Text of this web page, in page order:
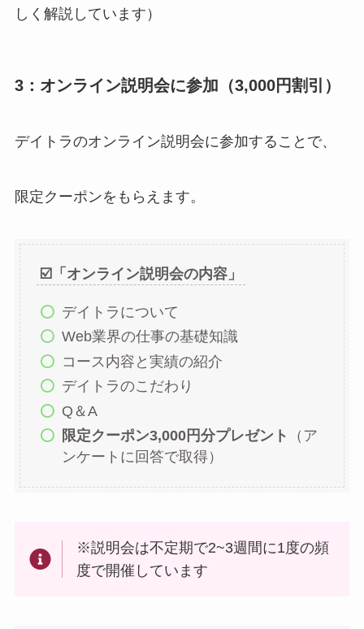
しく解説しています）
3：オンライン説明会に参加（3,000円割引）
デイトラのオンライン説明会に参加することで、
限定クーポンをもらえます。
☑️「オンライン説明会の内容」
デイトラについて
Web業界の仕事の基礎知識
コース内容と実績の紹介
デイトラのこだわり
Q＆A
限定クーポン3,000円分プレゼント
（ア
ンケートに回答で取得）
※説明会は不定期で2~3週間に1度の頻
度で開催しています